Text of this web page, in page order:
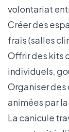
volontariat
Créer des
frais (salles
Offrir des kits
individuels,
Organiser
animées par
La canicule